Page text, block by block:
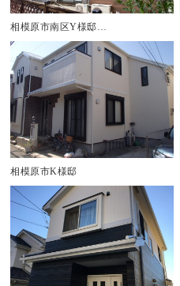
相模原市南区Y様邸…
相模原市K様邸